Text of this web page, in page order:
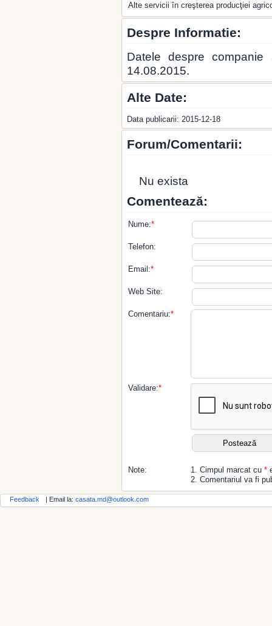
Alte servicii în creşterea producţiei
Despre Informatie:
Datele despre
14.08.2015.
Alte Date:
Data publicarii: 2015-12-18
Forum/Comentarii:
Nu exista
Comentează:
Nume:*
Telefon:
Email:*
Web Site:
Comentariu:*
Validare:*
Note: 1. Cimpul marcat cu *
2. Comentariul va fi
Feedback | Email la: casata.md@outlook.com